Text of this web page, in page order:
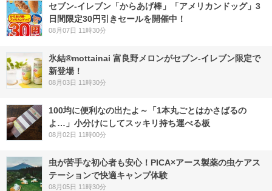
セブン‐イレブン「からあげ棒」「アメリカンドッグ」3
日間限定30円引きセールを開催中！
08月07日 11時30分
氷結®mottainai 富良野メロンがセブン‐イレブン限定で
新登場！
08月03日 11時30分
100均に便利なの出たよ～「1本丸ごとはかさばるの
よ…」小分けにしてスッキリ持ち運べる板
08月02日 11時00分
虫が苦手な初心者も安心！PICA×アース製薬の虫ケアス
テーションで快適キャンプ体験
08月05日 11時30分